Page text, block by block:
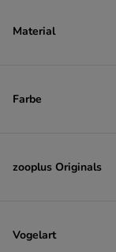
Material
Farbe
zooplus Originals
Vogelart